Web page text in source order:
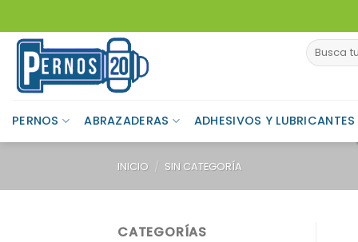
to
content
Buscar
por:
PERNOS ABRAZADERAS ADHESIVOS Y LUBRICANTES
INICIO / SIN CATEGORÍA
CATEGORÍAS